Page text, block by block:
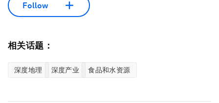
Follow
相关话题：
深度地理 深度产业 食品和水资源